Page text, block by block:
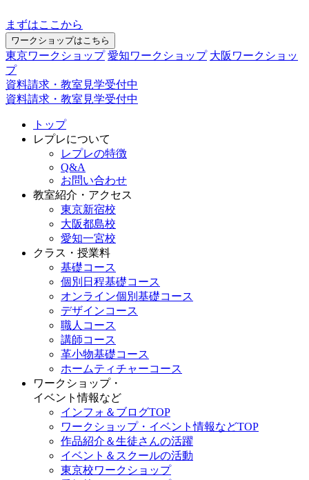
まずはここから
ワークショップはこちら
東京ワークショップ 愛知ワークショップ 大阪ワークショッ
プ
資料請求・教室見学受付中
資料請求・教室見学受付中
トップ
レプレについて
レプレの特徴
Q&A
お問い合わせ
教室紹介・アクセス
東京新宿校
大阪都島校
愛知一宮校
クラス・授業料
基礎コース
個別日程基礎コース
オンライン個別基礎コース
デザインコース
職人コース
講師コース
革小物基礎コース
ホームティチャーコース
ワークショップ・
イベント情報など
インフォ＆ブログTOP
ワークショップ・イベント情報などTOP
作品紹介＆生徒さんの活躍
イベント＆スクールの活動
東京校ワークショップ